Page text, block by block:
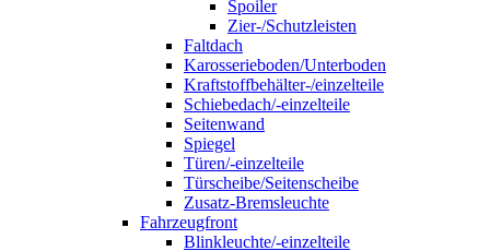
Spoiler
Zier-/Schutzleisten
Faltdach
Karosserieboden/Unterboden
Kraftstoffbehälter-/einzelteile
Schiebedach/-einzelteile
Seitenwand
Spiegel
Türen/-einzelteile
Türscheibe/Seitenscheibe
Zusatz-Bremsleuchte
Fahrzeugfront
Blinkleuchte/-einzelteile